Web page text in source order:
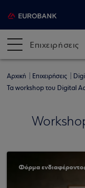
Επιχειρήσεις
Αρχική Επιχειρήσεις
Τα workshop του Digital
Φόρμα